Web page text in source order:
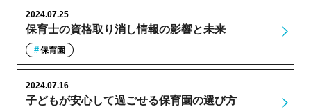
保育士の資格取り消し情報の影響と未来
2024.07.25
保育園
子どもが安心して過ごせる保育園の選び方
2024.07.16